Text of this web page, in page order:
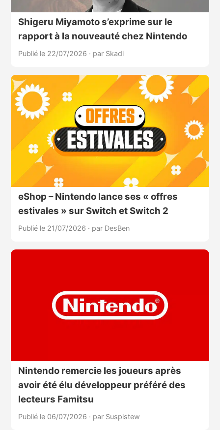
Shigeru Miyamoto s’exprime sur le
rapport à la nouveauté chez Nintendo
Publié le 22/07/2026 · par Skadi
eShop – Nintendo lance ses « offres
estivales » sur Switch et Switch 2
Publié le 21/07/2026 · par DesBen
Nintendo remercie les joueurs après
avoir été élu développeur préféré des
lecteurs Famitsu
Publié le 06/07/2026 · par Suspistew